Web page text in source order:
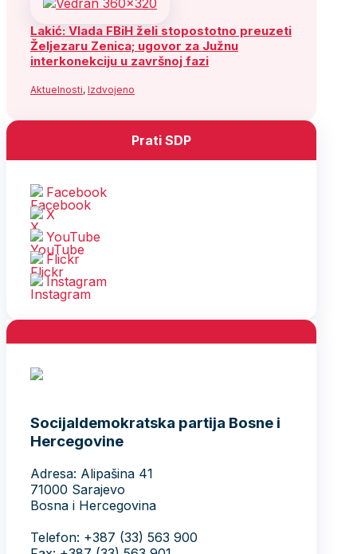
Lakić: Vlada FBiH želi stopostotno preuzeti
Željezaru Zenica; ugovor za Južnu
interkonekciju u završnoj fazi
Aktuelnosti, Izdvojeno
Prati SDP
Facebook
X
YouTube
Flickr
Instagram
Socijaldemokratska partija Bosne i
Hercegovine
Adresa: Alipašina 41
71000 Sarajevo
Bosna i Hercegovina
Telefon: +387 (33) 563 900